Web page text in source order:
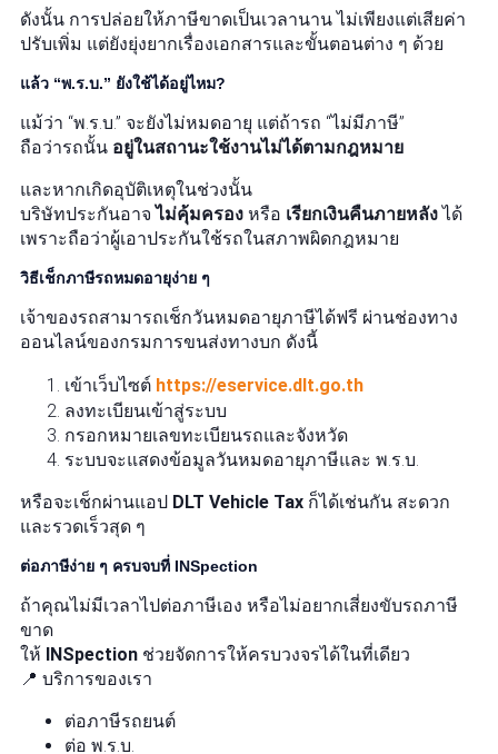
ดังนั้น การปล่อยให้ภาษีขาดเป็นเวลานาน ไม่เพียงแต่เสียค่า
ปรับเพิ่ม แต่ยังยุ่งยากเรื่องเอกสารและขั้นตอนต่าง ๆ ด้วย
แล้ว “พ.ร.บ.” ยังใช้ได้อยู่ไหม?
แม้ว่า “พ.ร.บ.” จะยังไม่หมดอายุ แต่ถ้ารถ “ไม่มีภาษี”
ถือว่ารถนั้น อยู่ในสถานะใช้งานไม่ได้ตามกฎหมาย
และหากเกิดอุบัติเหตุในช่วงนั้น
บริษัทประกันอาจไม่คุ้มครอง หรือ เรียกเงินคืนภายหลังได้
เพราะถือว่าผู้เอาประกันใช้รถในสภาพผิดกฎหมาย
วิธีเช็กภาษีรถหมดอายุง่าย ๆ
เจ้าของรถสามารถเช็กวันหมดอายุภาษีได้ฟรี ผ่านช่องทาง
ออนไลน์ของกรมการขนส่งทางบก ดังนี้
เข้าเว็บไซต์ https://eservice.dlt.go.th
ลงทะเบียนเข้าสู่ระบบ
กรอกหมายเลขทะเบียนรถและจังหวัด
ระบบจะแสดงข้อมูลวันหมดอายุภาษีและ พ.ร.บ.
หรือจะเช็กผ่านแอป DLT Vehicle Tax ก็ได้เช่นกัน สะดวก
และรวดเร็วสุด ๆ
ต่อภาษีง่าย ๆ ครบจบที่ INSpection
ถ้าคุณไม่มีเวลาไปต่อภาษีเอง หรือไม่อยากเสี่ยงขับรถภาษี
ขาด
ให้ INSpection ช่วยจัดการให้ครบวงจรได้ในที่เดียว
📍 บริการของเรา
ต่อภาษีรถยนต์
ต่อ พ.ร.บ.